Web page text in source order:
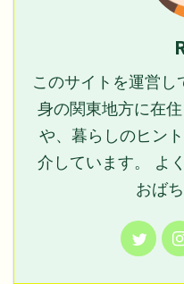
このサイトを運営し
身の関東地方に在
や、暮らしのヒン
介しています。 よ
おば